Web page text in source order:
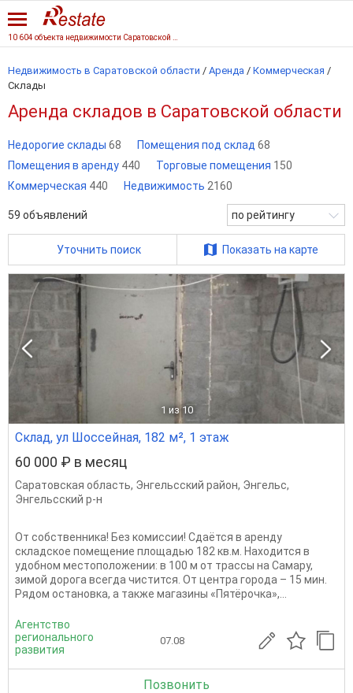
Недвижимость в Саратовской области / Аренда / Коммерческая /
Склады
Аренда складов в Саратовской области
Недорогие склады 68 Помещения под склад 68
Помещения в аренду 440 Торговые помещения 150
Коммерческая 440 Недвижимость 2160
59 объявлений по рейтингу
Уточнить поиск Показать на карте
1 из 10
Склад, ул Шоссейная, 182 м², 1 этаж
60 000 ₽ в месяц
Саратовская область, Энгельсский район, Энгельс,
Энгельсский р-н
От собственника! Без комиссии! Сдаётся в аренду
складское помещение площадью 182 кв.м. Находится в
удобном местоположении: в 100 м от трассы на Самару,
зимой дорога всегда чистится. От центра города – 15 мин.
Рядом остановка, а также магазины «Пятёрочка»,...
Агентство
регионального
развития
07.08
Позвонить